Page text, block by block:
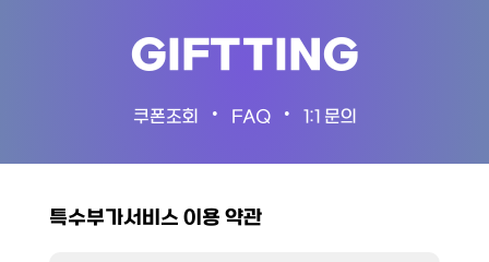
GIFTTING
쿠폰조회 • FAQ • 1:1 문의
특수부가서비스 이용 약관